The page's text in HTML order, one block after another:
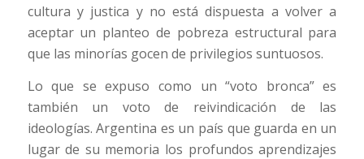
cultura y justica y no está dispuesta a volver a
aceptar un planteo de pobreza estructural para
que las minorías gocen de privilegios suntuosos.
Lo que se expuso como un “voto bronca” es
también un voto de reivindicación de las
ideologías. Argentina es un país que guarda en un
lugar de su memoria los profundos aprendizajes